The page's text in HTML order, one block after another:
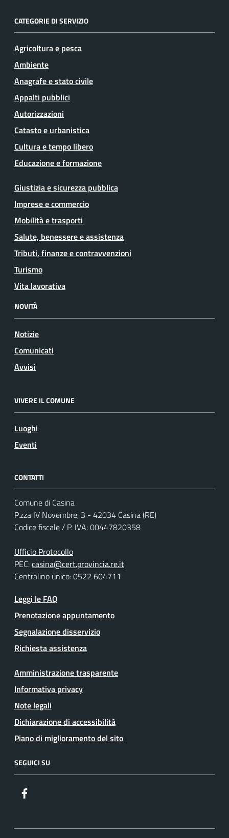
CATEGORIE DI SERVIZIO
Agricoltura e pesca
Ambiente
Anagrafe e stato civile
Appalti pubblici
Autorizzazioni
Catasto e urbanistica
Cultura e tempo libero
Educazione e formazione
Giustizia e sicurezza pubblica
Imprese e commercio
Mobilità e trasporti
Salute, benessere e assistenza
Tributi, finanze e contravvenzioni
Turismo
Vita lavorativa
NOVITÀ
Notizie
Comunicati
Avvisi
VIVERE IL COMUNE
Luoghi
Eventi
CONTATTI
Comune di Casina
P.zza IV Novembre, 3 - 42034 Casina (RE)
Codice fiscale / P. IVA: 00447820358
Ufficio Protocollo
PEC:casina@cert.provincia.re.it
Centralino unico: 0522 604711
Leggi le FAQ
Prenotazione appuntamento
Segnalazione disservizio
Richiesta assistenza
Amministrazione trasparente
Informativa privacy
Note legali
Dichiarazione di accessibilità
Piano di miglioramento del sito
SEGUICI SU